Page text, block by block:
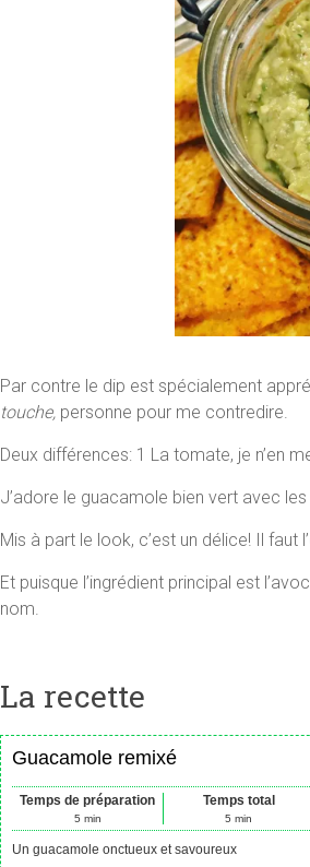
Par contre le dip est spécialement
touche, personne pour me contredire.
Deux différences: 1 La tomate, je n’en
J’adore le guacamole bien vert avec
Mis à part le look, c’est un délice! Il faut
Et puisque l’ingrédient principal est
nom.
La recette
Guacamole remixé
Temps de préparation
5 min
Temps total
5 min
Un guacamole onctueux et savoureux